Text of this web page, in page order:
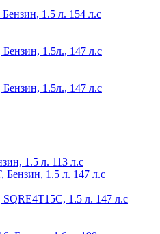
1.5 л. 154 л.с
1.5л., 147 л.с
1.5л., 147 л.с
1.5 л. 113 л.с
Бензин, 1.5 л. 147 л.с
SQRE4T15C, 1.5 л. 147 л.с